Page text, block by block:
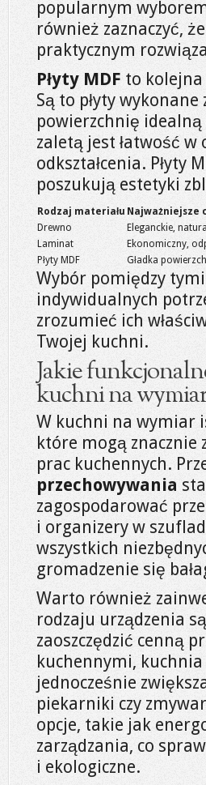
popularnym
również zaznaczyć,
praktycznym
Płyty MDF to
Są to płyty
powierzchnię
zaletą jest łatwość
odkształcenia. Płyty
poszukują estetyki
Rodzaj materiału Najważniejsze
Drewno
Eleganckie,
Laminat
Ekonomiczny,
Płyty MDF
Gładka
Wybór pomiędzy
indywidualnych
zrozumieć ich
Twojej kuchni.
Jakie
kuchni na
W kuchni na wymiar
które mogą znacznie
prac kuchennych.
przechowywania
zagospodarować
i organizery w
wszystkich
gromadzenie się
Warto również
rodzaju urządzenia
zaoszczędzić cenną
kuchennymi,
jednocześnie
piekarniki czy
opcje, takie jak
zarządzania, co
i ekologiczne.